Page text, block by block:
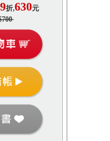
9折,630元